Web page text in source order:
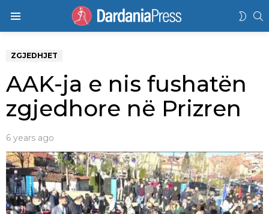
ZGJEDHJET
AAK-ja e nis fushatën
zgjedhore në Prizren
6 years ago